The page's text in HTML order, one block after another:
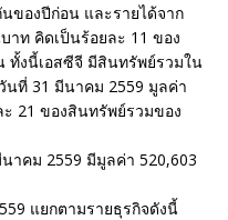
ของปีก่อน และรายได้จาก
าท คิดเป็นร้อยละ 11 ของ
ทั้งนี้เอสซีจี มีสินทรัพย์รวมใน
นที่ 31 มีนาคม 2559 มูลค่า
21 ของสินทรัพย์รวมของ
าคม 2559 มีมูลค่า 520,603
แยกตามรายธุรกิจดังนี้